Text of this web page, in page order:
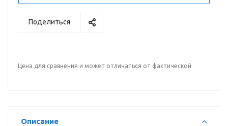
Поделиться
Цена для сравнения и может отличаться от фактической
Описание